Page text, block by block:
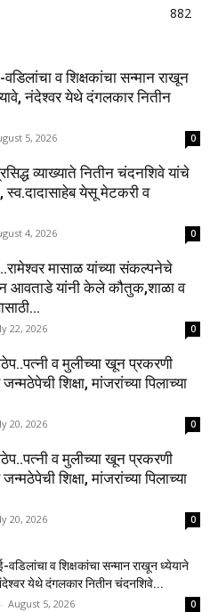
882
वडिलांचा व शिक्षकांचा सन्मान राखून
नंदेश्वर येथे दंगलकार नितीन
5, 2026 0
व्याख्याते नितीन चंदनशिवे यांचे
स्व.दादासाहेब येसू मेटकरी व
4, 2026 0
मासाळ यांच्या संकल्पनेचे
आवताडे यांनी केले कौतुक,शाळा व
22, 2026 0
व मुलीच्या खून प्रकरणी
शिक्षा, मांजरांच्या पिलाच्या
20, 2026 0
व मुलीच्या खून प्रकरणी
शिक्षा, मांजरांच्या पिलाच्या
20, 2026 0
वडिलांचा व शिक्षकांचा सन्मान राखून ध्येयाने
येथे दंगलकार नितीन चंदनशिवे...
- August 5, 2026 0